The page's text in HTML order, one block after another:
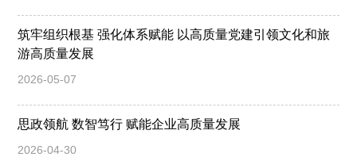
筑牢组织根基 强化体系赋能 以高质量党建引领文化和旅
游高质量发展
2026-05-07
思政领航 数智笃行 赋能企业高质量发展
2026-04-30